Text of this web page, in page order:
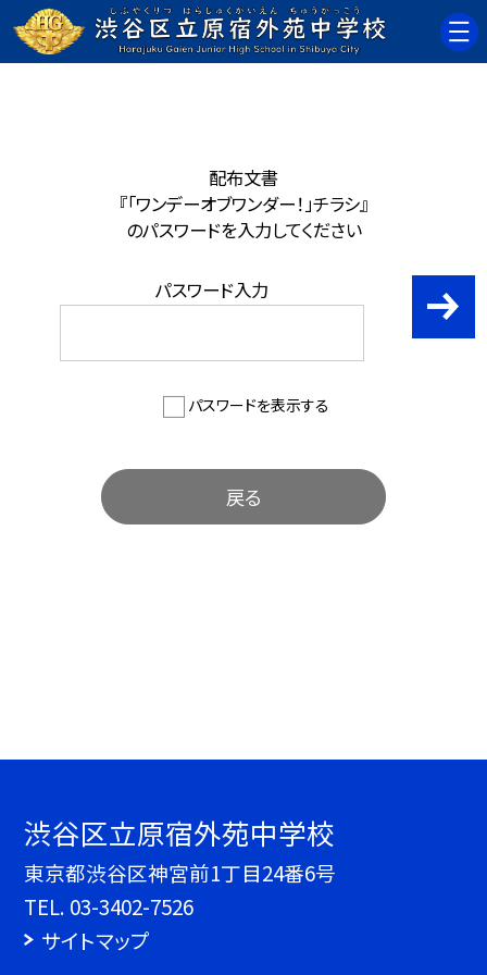
配布文書
『「ワンデーオブワンダー！」チラシ』
のパスワードを入力してください
パスワード入力
パスワードを表示する
戻る
渋谷区立原宿外苑中学校
東京都渋谷区神宮前1丁目24番6号
TEL. 03-3402-7526
サイトマップ